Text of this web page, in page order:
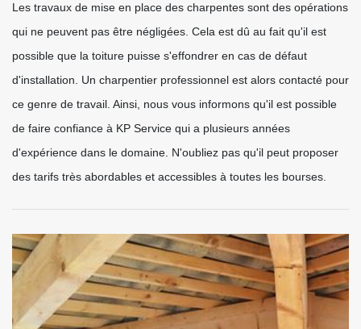
Les travaux de mise en place des charpentes sont des opérations
qui ne peuvent pas être négligées. Cela est dû au fait qu'il est
possible que la toiture puisse s'effondrer en cas de défaut
d'installation. Un charpentier professionnel est alors contacté pour
ce genre de travail. Ainsi, nous vous informons qu'il est possible
de faire confiance à KP Service qui a plusieurs années
d'expérience dans le domaine. N'oubliez pas qu'il peut proposer
des tarifs très abordables et accessibles à toutes les bourses.